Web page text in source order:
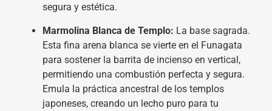
segura y estética.
Marmolina Blanca de Templo: La base sagrada.
Esta fina arena blanca se vierte en el Funagata
para sostener la barrita de incienso en vertical,
permitiendo una combustión perfecta y segura.
Emula la práctica ancestral de los templos
japoneses, creando un lecho puro para tu